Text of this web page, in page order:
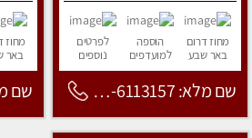
מחוז דרום
באר שבע
הוספה
למועדפים
לפרטים
נוספים
שם מלא: 053-6113157
מחוז
באר